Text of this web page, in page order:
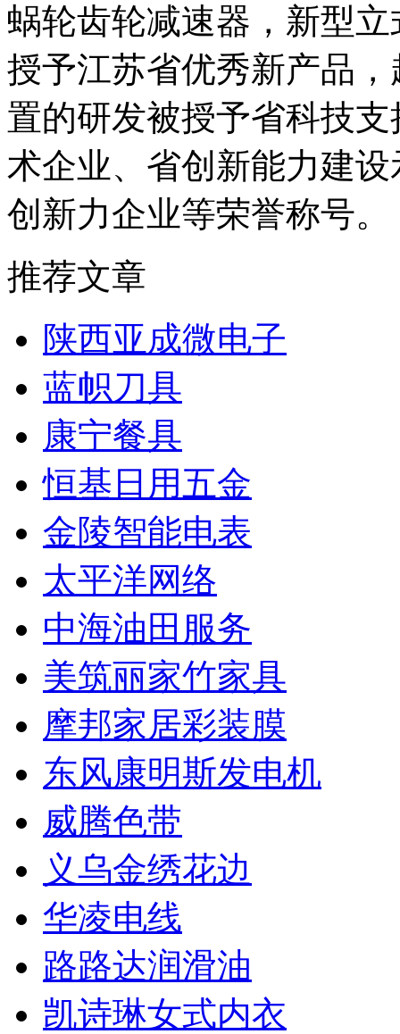
蜗轮齿轮减速器，新型
授予江苏省优秀新产品
置的研发被授予省科技
术企业、省创新能力建
创新力企业等荣誉称号。
推荐文章
陕西亚成微电子
蓝帜刀具
康宁餐具
恒基日用五金
金陵智能电表
太平洋网络
中海油田服务
美筑丽家竹家具
摩邦家居彩装膜
东风康明斯发电机
威腾色带
义乌金绣花边
华凌电线
路路达润滑油
凯诗琳女式内衣